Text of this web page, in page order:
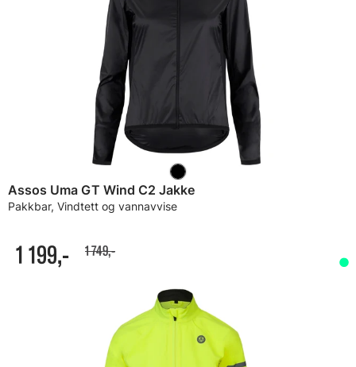
Assos Uma GT Wind C2 Jakke
Pakkbar, Vindtett og vannavvise
1 199,- 1 749,-